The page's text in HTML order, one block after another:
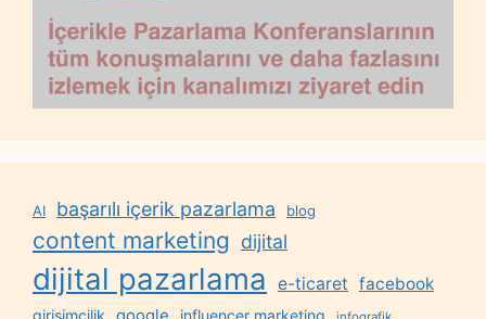
AI başarılı içerik pazarlama blog
content marketing dijital
dijital pazarlama e-ticaret facebook